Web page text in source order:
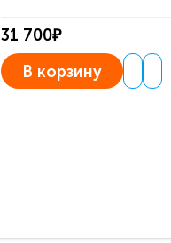
31 700₽
В корзину